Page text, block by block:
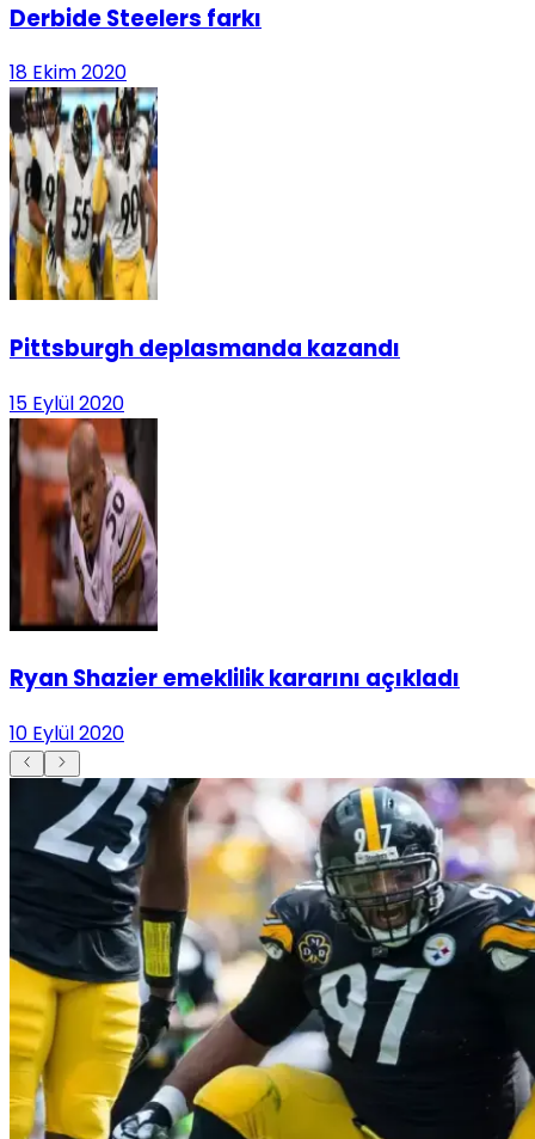
Derbide Steelers farkı
18 Ekim 2020
Pittsburgh deplasmanda kazandı
15 Eylül 2020
Ryan Shazier emeklilik kararını açıkladı
10 Eylül 2020